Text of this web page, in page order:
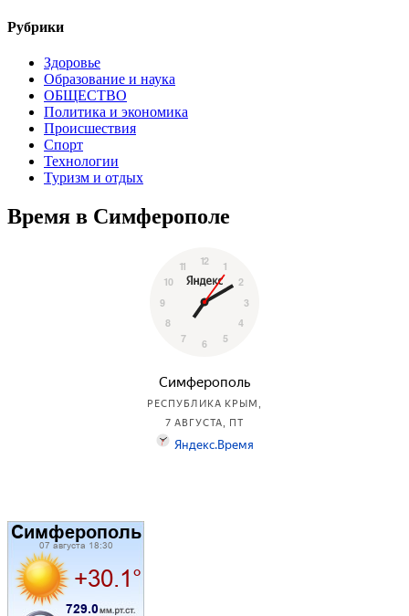
Рубрики
Здоровье
Образование и наука
ОБЩЕСТВО
Политика и экономика
Происшествия
Спорт
Технологии
Туризм и отдых
Время в Симферополе